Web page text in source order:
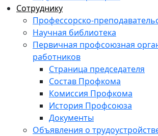
Сотруднику
Профессорско-
Научная библиотека
Первичная профсоюзная
работников
Страница председателя
Состав Профкома
Комиссия Профкома
История Профсоюза
Документы
Объявления о